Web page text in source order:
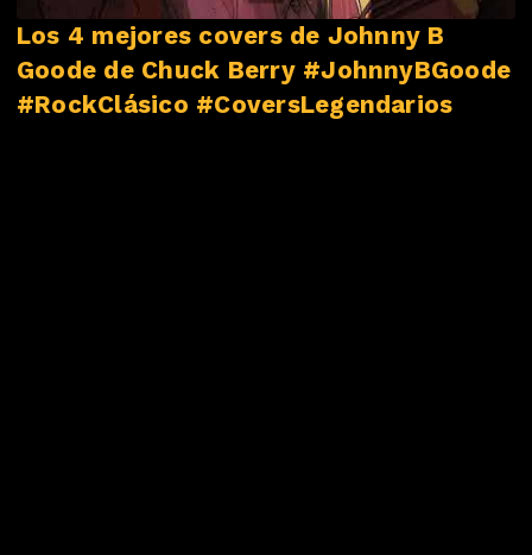
Los 4 mejores covers de Johnny B
Goode de Chuck Berry #JohnnyBGoode
#RockClásico #CoversLegendarios